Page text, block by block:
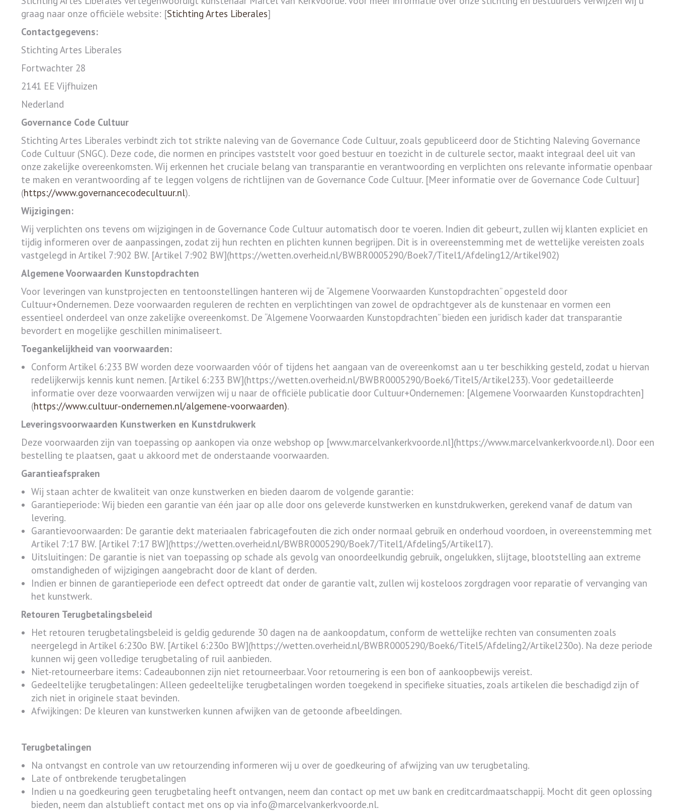
graag naar onze officiële website: [Stichting Artes Liberales]
Contactgegevens:
Stichting Artes Liberales
Fortwachter 28
2141 EE Vijfhuizen
Nederland
Governance Code Cultuur
Stichting Artes Liberales verbindt zich tot strikte naleving van de Governance Code Cultuur, zoals gepubliceerd door de Stichting Naleving Governance
Code Cultuur (SNGC). Deze code, die normen en principes vaststelt voor goed bestuur en toezicht in de culturele sector, maakt integraal deel uit van
onze zakelijke overeenkomsten. Wij erkennen het cruciale belang van transparantie en verantwoording en verplichten ons relevante informatie openbaar
te maken en verantwoording af te leggen volgens de richtlijnen van de Governance Code Cultuur. [Meer informatie over de Governance Code Cultuur]
(https://www.governancecodecultuur.nl).
Wijzigingen:
Wij verplichten ons tevens om wijzigingen in de Governance Code Cultuur automatisch door te voeren. Indien dit gebeurt, zullen wij klanten expliciet en
tijdig informeren over de aanpassingen, zodat zij hun rechten en plichten kunnen begrijpen. Dit is in overeenstemming met de wettelijke vereisten zoals
vastgelegd in Artikel 7:902 BW. [Artikel 7:902 BW](https://wetten.overheid.nl/BWBR0005290/Boek7/Titel1/Afdeling12/Artikel902)
Algemene Voorwaarden Kunstopdrachten
Voor leveringen van kunstprojecten en tentoonstellingen hanteren wij de “Algemene Voorwaarden Kunstopdrachten” opgesteld door
Cultuur+Ondernemen. Deze voorwaarden reguleren de rechten en verplichtingen van zowel de opdrachtgever als de kunstenaar en vormen een
essentieel onderdeel van onze zakelijke overeenkomst. De “Algemene Voorwaarden Kunstopdrachten” bieden een juridisch kader dat transparantie
bevordert en mogelijke geschillen minimaliseert.
Toegankelijkheid van voorwaarden:
Conform Artikel 6:233 BW worden deze voorwaarden vóór of tijdens het aangaan van de overeenkomst aan u ter beschikking gesteld, zodat u hiervan
redelijkerwijs kennis kunt nemen. [Artikel 6:233 BW](https://wetten.overheid.nl/BWBR0005290/Boek6/Titel5/Artikel233). Voor gedetailleerde
informatie over deze voorwaarden verwijzen wij u naar de officiële publicatie door Cultuur+Ondernemen: [Algemene Voorwaarden Kunstopdrachten]
(https://www.cultuur-ondernemen.nl/algemene-voorwaarden).
Leveringsvoorwaarden Kunstwerken en Kunstdrukwerk
Deze voorwaarden zijn van toepassing op aankopen via onze webshop op [www.marcelvankerkvoorde.nl](https://www.marcelvankerkvoorde.nl). Door een
bestelling te plaatsen, gaat u akkoord met de onderstaande voorwaarden.
Garantieafspraken
Wij staan achter de kwaliteit van onze kunstwerken en bieden daarom de volgende garantie:
Garantieperiode: Wij bieden een garantie van één jaar op alle door ons geleverde kunstwerken en kunstdrukwerken, gerekend vanaf de datum van
levering.
Garantievoorwaarden: De garantie dekt materiaalen fabricagefouten die zich onder normaal gebruik en onderhoud voordoen, in overeenstemming met
Artikel 7:17 BW. [Artikel 7:17 BW](https://wetten.overheid.nl/BWBR0005290/Boek7/Titel1/Afdeling5/Artikel17).
Uitsluitingen: De garantie is niet van toepassing op schade als gevolg van onoordeelkundig gebruik, ongelukken, slijtage, blootstelling aan extreme
omstandigheden of wijzigingen aangebracht door de klant of derden.
Indien er binnen de garantieperiode een defect optreedt dat onder de garantie valt, zullen wij kosteloos zorgdragen voor reparatie of vervanging van
het kunstwerk.
Retouren Terugbetalingsbeleid
Het retouren terugbetalingsbeleid is geldig gedurende 30 dagen na de aankoopdatum, conform de wettelijke rechten van consumenten zoals
neergelegd in Artikel 6:230o BW. [Artikel 6:230o BW](https://wetten.overheid.nl/BWBR0005290/Boek6/Titel5/Afdeling2/Artikel230o). Na deze periode
kunnen wij geen volledige terugbetaling of ruil aanbieden.
Niet-retourneerbare items: Cadeaubonnen zijn niet retourneerbaar. Voor retournering is een bon of aankoopbewijs vereist.
Gedeeltelijke terugbetalingen: Alleen gedeeltelijke terugbetalingen worden toegekend in specifieke situaties, zoals artikelen die beschadigd zijn of
zich niet in originele staat bevinden.
Afwijkingen: De kleuren van kunstwerken kunnen afwijken van de getoonde afbeeldingen.
Terugbetalingen
Na ontvangst en controle van uw retourzending informeren wij u over de goedkeuring of afwijzing van uw terugbetaling.
Late of ontbrekende terugbetalingen
Indien u na goedkeuring geen terugbetaling heeft ontvangen, neem dan contact op met uw bank en creditcardmaatschappij. Mocht dit geen oplossing
bieden, neem dan alstublieft contact met ons op via info@marcelvankerkvoorde.nl.